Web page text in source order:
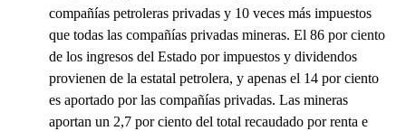
compañías petroleras privadas y 10 veces más impuestos
que todas las compañías privadas mineras. El 86 por ciento
de los ingresos del Estado por impuestos y dividendos
provienen de la estatal petrolera, y apenas el 14 por ciento
es aportado por las compañías privadas. Las mineras
aportan un 2,7 por ciento del total recaudado por renta e